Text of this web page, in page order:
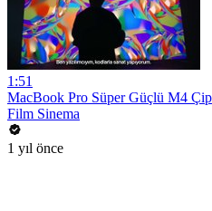
1:51
MacBook Pro Süper Güçlü M4 Çip
Film Sinema
1 yıl önce